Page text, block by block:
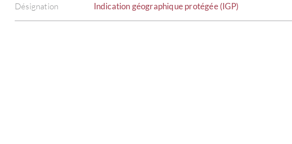
Désignation Indication géographique protégée (IGP)